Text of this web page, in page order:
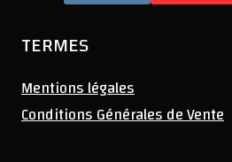
TERMES
Mentions légales
Conditions Générales de Vente